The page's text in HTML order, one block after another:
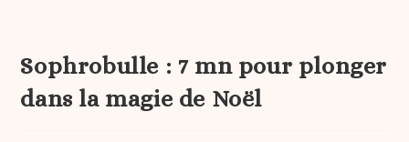
Sophrobulle : 7 mn pour plonger
dans la magie de Noël